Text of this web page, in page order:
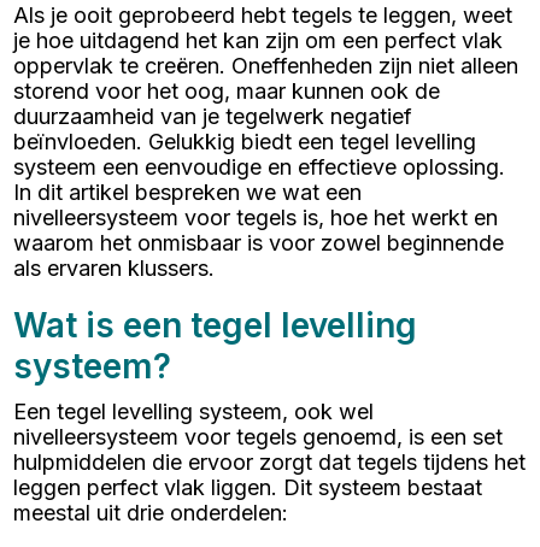
Als je ooit geprobeerd hebt tegels te leggen, weet
je hoe uitdagend het kan zijn om een perfect vlak
oppervlak te creëren. Oneffenheden zijn niet alleen
storend voor het oog, maar kunnen ook de
duurzaamheid van je tegelwerk negatief
beïnvloeden. Gelukkig biedt een tegel levelling
systeem een eenvoudige en effectieve oplossing.
In dit artikel bespreken we wat een
nivelleersysteem voor tegels is, hoe het werkt en
waarom het onmisbaar is voor zowel beginnende
als ervaren klussers.
Wat is een tegel levelling
systeem?
Een tegel levelling systeem, ook wel
nivelleersysteem voor tegels genoemd, is een set
hulpmiddelen die ervoor zorgt dat tegels tijdens het
leggen perfect vlak liggen. Dit systeem bestaat
meestal uit drie onderdelen: